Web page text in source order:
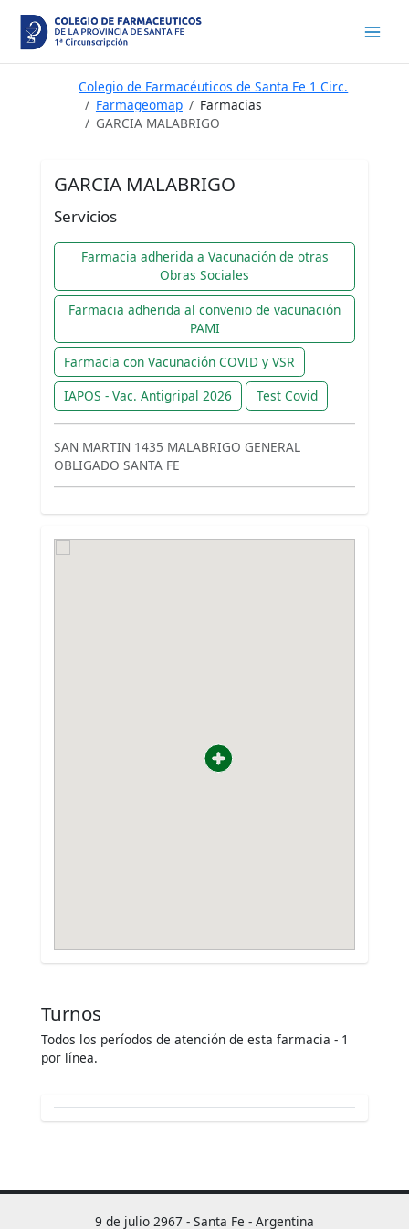
contenido
Colegio de Farmacéuticos de Santa Fe 1 Circ.
Farmageomap
Farmacias
GARCIA MALABRIGO
GARCIA MALABRIGO
Servicios
Farmacia adherida a Vacunación de otras
Obras Sociales
Farmacia adherida al convenio de vacunación
PAMI
Farmacia con Vacunación COVID y VSR
IAPOS - Vac. Antigripal 2026
Test Covid
SAN MARTIN 1435 MALABRIGO GENERAL
OBLIGADO SANTA FE
Turnos
Todos los períodos de atención de esta farmacia - 1
por línea.
9 de julio 2967 - Santa Fe - Argentina